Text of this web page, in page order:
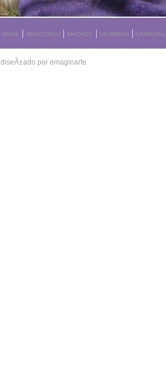
HOME | NOSOTROS | MACHOS | HEMBRAS | CAMADAS
diseÃ±ado por emaginarte